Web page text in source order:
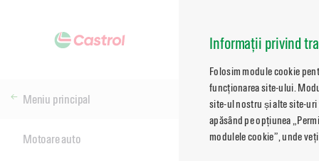
Informații privind
Folosim module cookie
funcționarea site-ului.
site-ul nostru și alte site-uri
apăsând pe opțiunea
modulele cookie”, unde
Meniu principal
Motoare auto